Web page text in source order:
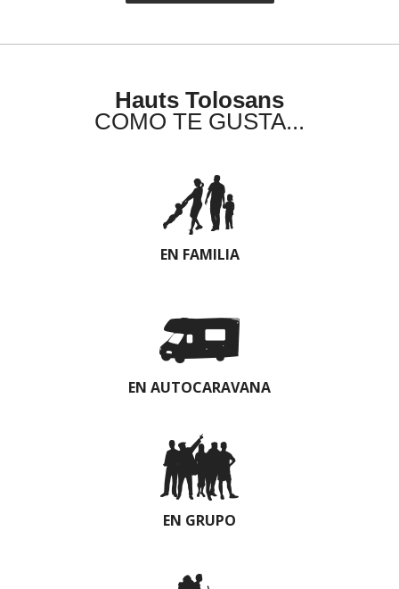
Hauts Tolosans
COMO TE GUSTA...
EN FAMILIA
EN AUTOCARAVANA
EN GRUPO